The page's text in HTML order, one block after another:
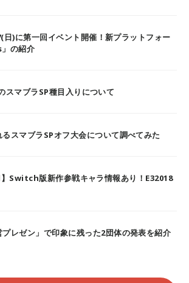
日)に第一回イベント開催！新プラットフォー
の紹介
スマブラSP種目入りについて
スマブラSPオフ大会について調べてみた
Switch版新作参戦キャラ情報あり！E32018
プレゼン」で印象に残った2団体の発表を紹介